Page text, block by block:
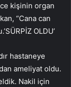
kişinin organ
“Cana can
OLDU’
hastaneye
ameliyat oldu.
Nakil için